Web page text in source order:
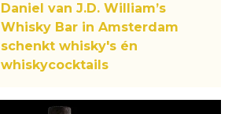
Daniel van J.D. William’s
Whisky Bar in Amsterdam
schenkt whisky's én
whiskycocktails